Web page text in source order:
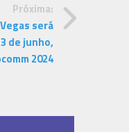
Próxima:
será
de junho,
2024